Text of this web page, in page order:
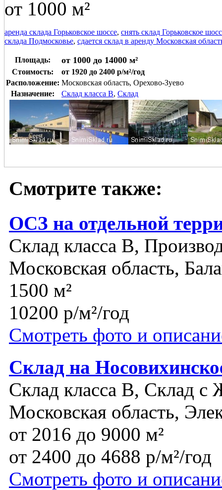
от 1000 м²
аренда склада Горьковское шоссе, снять склад Горьковское
склада Подмосковье, сдается склад в аренду Московская
Площадь: от 1000 до 14000 м²
Стоимость:
от 1920 до 2400 р/м²/год
Расположение: Московская область, Орехово-Зуево
Назначение:
Склад класса B, Склад
Смотрите также:
ОСЗ на отдельной
Склад класса B,
Московская область,
1500 м²
10200 р/м²/год
Смотреть фото и
Склад на
Склад класса B, Склад с
Московская область,
от 2016 до 9000 м²
от 2400 до 4688 р/м²/год
Смотреть фото и